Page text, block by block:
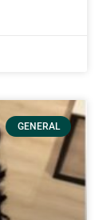
GENERAL